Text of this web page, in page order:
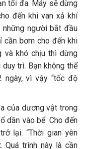
tối đa. Máy sẽ dừng
đến khi van xả khí
những người bắt đầu
cần bơm cho đến khi
và khó chịu thì dừng
trì. Bạn không thể
ngày, vì vậy “tốc độ
của dương vật trong
dần vào bể. Cho đến
lại. “Thời gian yên
Quá trình này là cần